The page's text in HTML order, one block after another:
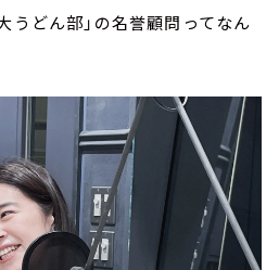
うどん部」の名誉顧問ってなん